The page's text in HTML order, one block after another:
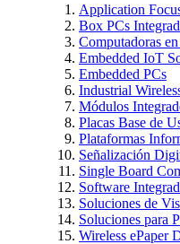
Application
Box PCs
Computadoras
Embedded IoT
Embedded PCs
Industrial
Módulos
Placas Base de
Plataformas
Señalización
Single Board
Software
Soluciones de
Soluciones para
Wireless ePaper